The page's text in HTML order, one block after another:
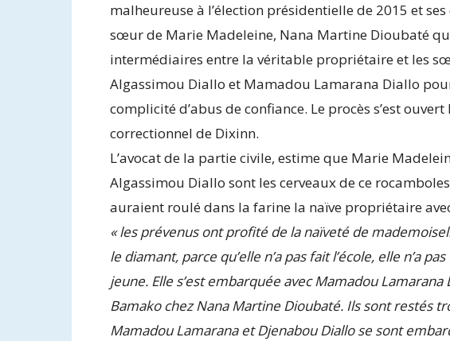
malheureuse à l’élection présidentielle de 2015 et
sœur de Marie Madeleine, Nana Martine Dioubaté
intermédiaires entre la véritable propriétaire et les
Algassimou Diallo et Mamadou Lamarana Diallo
complicité d’abus de confiance. Le procès s’est
correctionnel de Dixinn.
L’avocat de la partie civile, estime que Marie
Algassimou Diallo sont les cerveaux de ce
auraient roulé dans la farine la naïve propriétaire
« les prévenus ont profité de la naïveté de
le diamant, parce qu’elle n’a pas fait l’école, elle n’a
jeune. Elle s’est embarquée avec Mamadou
Bamako chez Nana Martine Dioubaté. Ils sont restés
Mamadou Lamarana et Djenabou Diallo se sont